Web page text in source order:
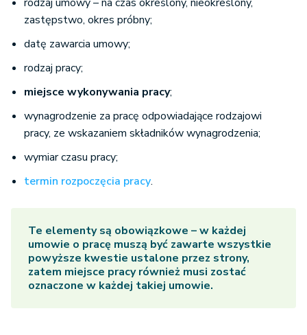
zastępstwo, okres próbny;
datę zawarcia umowy;
rodzaj pracy;
miejsce wykonywania pracy;
wynagrodzenie za pracę odpowiadające rodzajowi
pracy, ze wskazaniem składników wynagrodzenia;
wymiar czasu pracy;
termin rozpoczęcia pracy.
Te elementy są obowiązkowe – w każdej
umowie o pracę muszą być zawarte wszystkie
powyższe kwestie ustalone przez strony,
zatem miejsce pracy również musi zostać
oznaczone w każdej takiej umowie.